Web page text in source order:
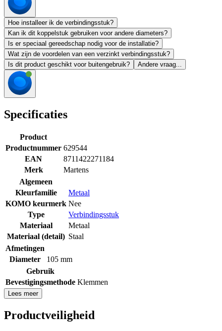
Hoe installeer ik de verbindingsstuk?
Kan ik dit koppelstuk gebruiken voor andere diameters?
Is er speciaal gereedschap nodig voor de installatie?
Wat zijn de voordelen van een verzinkt verbindingsstuk?
Is dit product geschikt voor buitengebruik?
Andere vraag...
Specificaties
Product
Productnummer 629544
EAN
8711422271184
Merk
Martens
Algemeen
Kleurfamilie
Metaal
KOMO keurmerk Nee
Type
Verbindingsstuk
Materiaal
Metaal
Materiaal (detail) Staal
Afmetingen
Diameter
105 mm
Gebruik
Bevestigingsmethode Klemmen
Lees meer
Productveiligheid